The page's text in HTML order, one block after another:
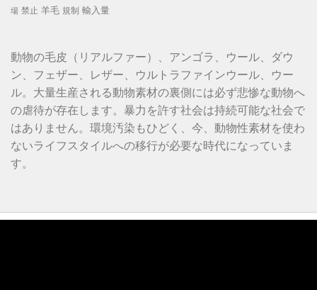
場 禁止 羊毛 規制 輸入量
動物の毛皮（リアルファー）、アンゴラ、ウール、ダウ
ン、フェザー、レザー、ウルトラファインウール、ウー
ル。大量生産される動物素材の裏側には必ず悲惨な動物へ
の虐待が存在します。暴力を許す社会は持続可能な社会で
はありません。環境汚染もひどく、今、動物性素材を使わ
ないライフスタイルへの移行が必要な時代になっていま
す。